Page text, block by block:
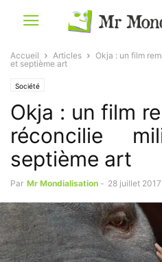
Accueil Articles
Okja : un film
et septième art
Société
Okja : un film
réconcilie
septième art
Par Mr Mondialisation - 28 juillet 2017